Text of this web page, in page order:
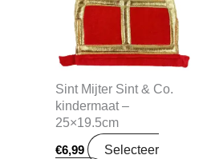
Sint Mijter Sint & Co.
kindermaat –
25×19.5cm
€6,99
Selecteer